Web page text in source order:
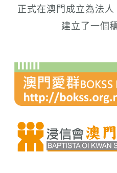
正式在澳門成立為法
建立了一個